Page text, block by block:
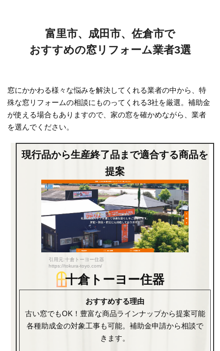
富里市、成田市、佐倉市で
おすすめの窓リフォーム業者3選
窓にかかわる様々な悩みを解決してくれる業者の中から、特
殊な窓リフォームの相談にものってくれる3社を厳選。補助金
が使える場合もありますので、家の窓を確かめながら、業者
を選んでください。
現行品から生産終了品まで適合する商品を
提案
引用元:十倉トーヨー住器
https://tokura-toyo.com/
十倉トーヨー住器
おすすめする理由
古い窓でもOK！豊富な商品ラインナップから提案可能
各種助成金の対象工事も可能。補助金申請から相談で
きます。